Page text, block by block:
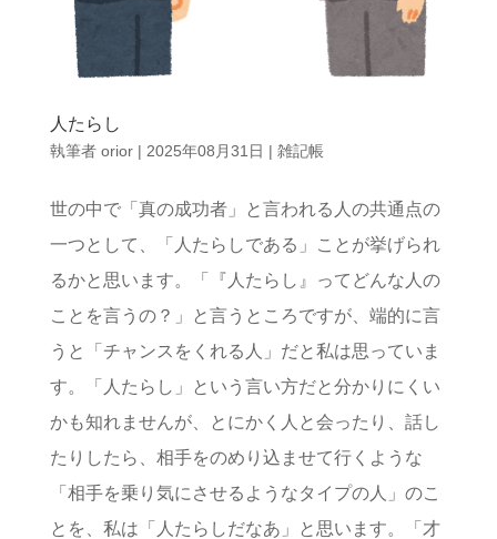
人たらし
執筆者 orior| 2025年08月31日 | 雑記帳
世の中で「真の成功者」と言われる人の共通点の
一つとして、「人たらしである」ことが挙げられ
るかと思います。「『人たらし』ってどんな人の
ことを言うの？」と言うところですが、端的に言
うと「チャンスをくれる人」だと私は思っていま
す。「人たらし」という言い方だと分かりにくい
かも知れませんが、とにかく人と会ったり、話し
たりしたら、相手をのめり込ませて行くような
「相手を乗り気にさせるようなタイプの人」のこ
とを、私は「人たらしだなあ」と思います。「才